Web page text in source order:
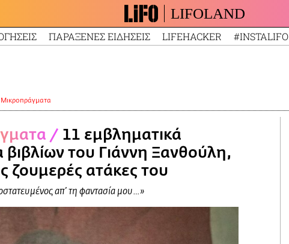
LIFOLAND
ΠΑΡΑΞΕΝΕΣ ΕΙΔΗΣΕΙΣ LIFEHACKER #INSTALIFO
Mικροπράγματα
/ 11 εμβληματικά
του Γιάννη Ξανθούλη,
ζουμερές ατάκες του
απ’ τη φαντασία μου…»